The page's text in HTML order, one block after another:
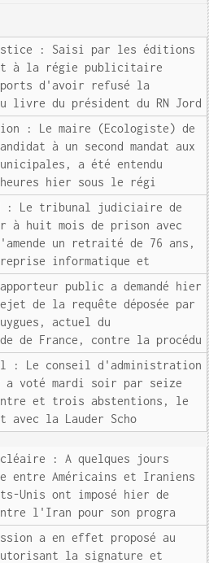
: Saisi par les éditions
à la régie publicitaire
d'avoir refusé la
livre du président du RN Jord
: Le maire (Ecologiste) de
à un second mandat aux
a été entendu
hier sous le régi
: Le tribunal judiciaire de
à huit mois de prison avec
un retraité de 76 ans,
informatique et
public a demandé hier
de la requête déposée par
actuel du
de France, contre la procédu
: Le conseil d'administration
a voté mardi soir par seize
et trois abstentions, le
avec la Lauder Scho
: A quelques jours
entre Américains et Iraniens
Unis ont imposé hier de
l'Iran pour son progra
a en effet proposé au
la signature et